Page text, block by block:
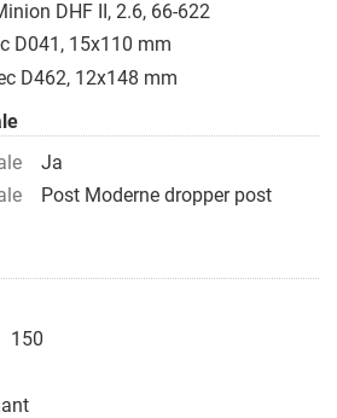
DHF II, 2.6, 66-622
D041, 15x110 mm
D462, 12x148 mm
Ja
Post Moderne dropper post
150